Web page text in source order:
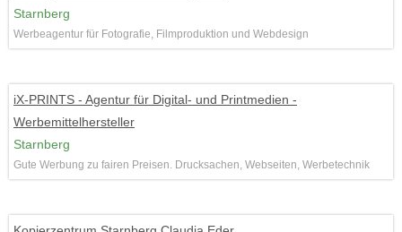
Starnberg
Werbeagentur für Fotografie, Filmproduktion und Webdesign
iX-PRINTS - Agentur für Digital- und Printmedien -
Werbemittelhersteller
Starnberg
Gute Werbung zu fairen Preisen. Drucksachen, Webseiten, Werbetechnik